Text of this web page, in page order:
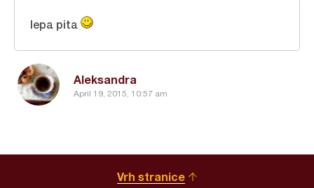
Aleksandra
April 19, 2015, 10:57 am
lepa pita
Vrh stranice